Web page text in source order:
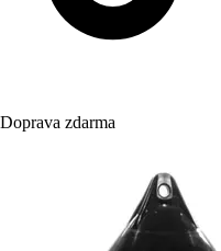
Doprava zdarma